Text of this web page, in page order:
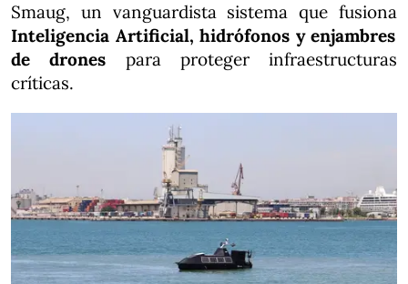
Smaug, un vanguardista sistema que fusiona
Inteligencia Artificial, hidrófonos y enjambres
de drones para proteger infraestructuras
críticas.